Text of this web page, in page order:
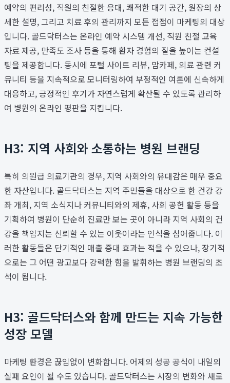
예약의 편리성, 직원의 친절한 응대, 쾌적한 대기 공간, 원장의 상
세한 설명, 그리고 치료 후의 관리까지 모든 접점이 마케팅의 대상
입니다. 골드닥터스는 온라인 예약 시스템 개선, 직원 친절 교육
자료 제공, 만족도 조사 등을 통해 환자 경험의 질을 높이는 컨설
팅을 제공합니다. 동시에 포털 사이트 리뷰, 맘카페, 의료 관련 커
뮤니티 등을 지속적으로 모니터링하여 부정적인 여론에 신속하게
대응하고, 긍정적인 후기가 자연스럽게 확산될 수 있도록 관리하
여 병원의 온라인 평판을 지킵니다.
H3: 지역 사회와 소통하는 병원 브랜딩
특히 의원급 의료기관의 경우, 지역 사회와의 유대감은 매우 중요
한 자산입니다. 골드닥터스는 지역 주민들을 대상으로 한 건강 강
좌 개최, 지역 소식지나 커뮤니티와의 제휴, 사회 공헌 활동 등을
기획하여 병원이 단순히 진료만 보는 곳이 아니라 지역 사회의 건
강을 책임지는 신뢰할 수 있는 이웃이라는 인식을 심어줍니다. 이
러한 활동들은 단기적인 매출 증대 효과는 적을 수 있으나, 장기적
으로는 그 어떤 광고보다 강력한 힘을 발휘하는 병원 브랜딩의 초
석이 됩니다.
H3: 골드닥터스와 함께 만드는 지속 가능한
성장 모델
마케팅 환경은 끊임없이 변화합니다. 어제의 성공 공식이 내일의
실패 요인이 될 수도 있습니다. 골드닥터스는 시장의 변화와 새로